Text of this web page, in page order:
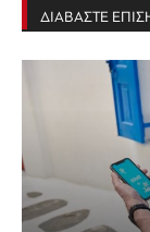
ΔΙΑΒΑΣΤΕ